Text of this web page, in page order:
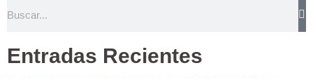
Entradas Recientes